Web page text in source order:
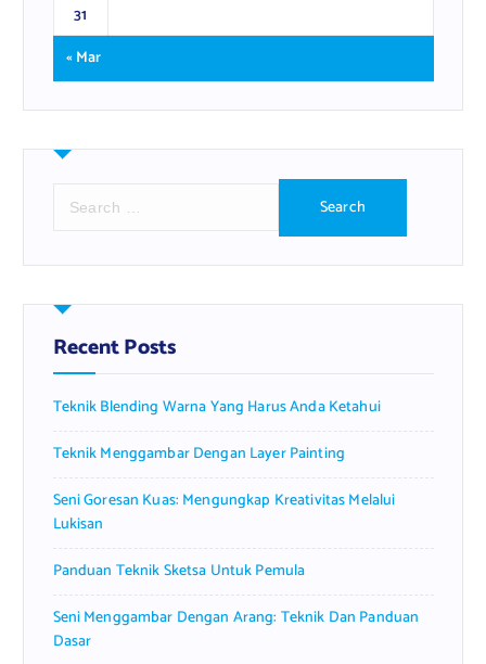
31
« Mar
r
h
f
o
:
Recent Posts
Teknik Blending Warna Yang Harus Anda Ketahui
Teknik Menggambar Dengan Layer Painting
Seni Goresan Kuas: Mengungkap Kreativitas Melalui
Lukisan
Panduan Teknik Sketsa Untuk Pemula
Seni Menggambar Dengan Arang: Teknik Dan Panduan
Dasar